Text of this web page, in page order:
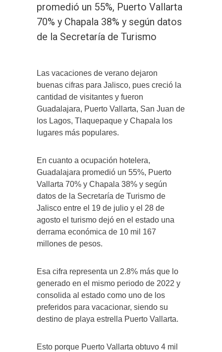
promedió un 55%, Puerto Vallarta
70% y Chapala 38% y según datos
de la Secretaría de Turismo
Las vacaciones de verano dejaron
buenas cifras para Jalisco, pues creció la
cantidad de visitantes y fueron
Guadalajara, Puerto Vallarta, San Juan de
los Lagos, Tlaquepaque y Chapala los
lugares más populares.
En cuanto a ocupación hotelera,
Guadalajara promedió un 55%, Puerto
Vallarta 70% y Chapala 38% y según
datos de la Secretaría de Turismo de
Jalisco entre el 19 de julio y el 28 de
agosto el turismo dejó en el estado una
derrama económica de 10 mil 167
millones de pesos.
Esa cifra representa un 2.8% más que lo
generado en el mismo periodo de 2022 y
consolida al estado como uno de los
preferidos para vacacionar, siendo su
destino de playa estrella Puerto Vallarta.
Esto porque Puerto Vallarta obtuvo 4 mil